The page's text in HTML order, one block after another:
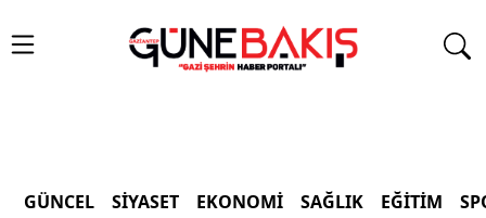
GÜNCEL SIYASET EKONOMI SAĞLIK EĞITIM